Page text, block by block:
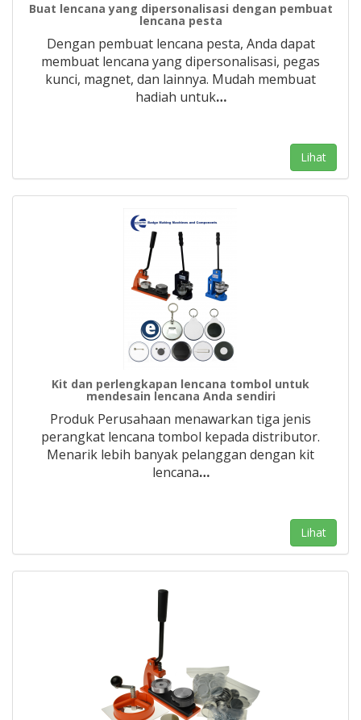
Buat lencana yang dipersonalisasi dengan pembuat
lencana pesta
Dengan pembuat lencana pesta, Anda dapat
membuat lencana yang dipersonalisasi, pegas
kunci, magnet, dan lainnya. Mudah membuat
hadiah untuk…
Lihat
Kit dan perlengkapan lencana tombol untuk
mendesain lencana Anda sendiri
Produk Perusahaan menawarkan tiga jenis
perangkat lencana tombol kepada distributor.
Menarik lebih banyak pelanggan dengan kit
lencana…
Lihat